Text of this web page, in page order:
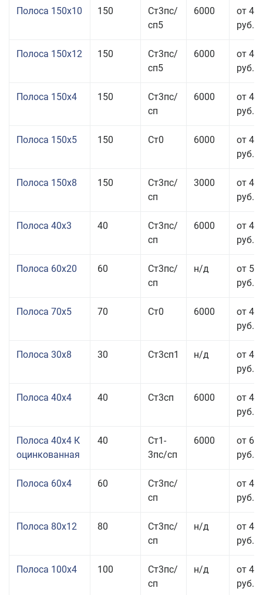
Полоса 150x10 150
Ст3пс/
сп5
6000
от 43
руб.
Полоса 150x12 150
Ст3пс/
сп5
6000
от 45
руб.
Полоса 150x4 150
Ст3пс/
сп
6000
от 46
руб.
Полоса 150x5 150 Ст0 6000
от 46
руб.
Полоса 150x8 150
Ст3пс/
сп
3000
от 42
руб.
Полоса 40x3 40
Ст3пс/
сп
6000
от 46
руб.
Полоса 60x20 60
Ст3пс/
сп
н/д
от 53
руб.
Полоса 70x5 70 Ст0 6000
от 45
руб.
Полоса 30x8 30 Ст3сп1 н/д
от 44
руб.
Полоса 40x4 40 Ст3сп 6000
от 43
руб.
Полоса 40x4 К
оцинкованная
40
Ст1-
3пс/сп
6000
от 68
руб.
Полоса 60x4 60
Ст3пс/
сп
от 43
руб.
Полоса 80x12 80
Ст3пс/
сп
н/д
от 46
руб.
Полоса 100x4 100
Ст3пс/
сп
н/д
от 44
руб.